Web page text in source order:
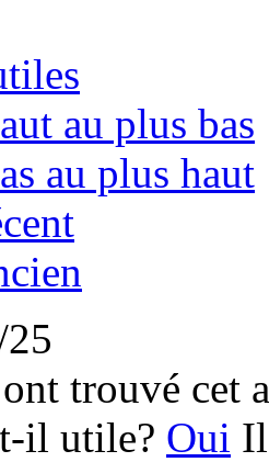
au plus bas
au plus haut
trouvé cet
il utile? Oui